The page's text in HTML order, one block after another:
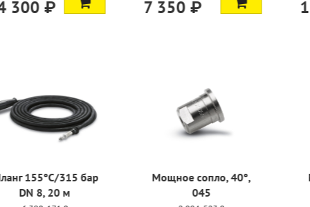
107 000 ₽ 62
40°,
Мощное сопло, 25°,
Мощное